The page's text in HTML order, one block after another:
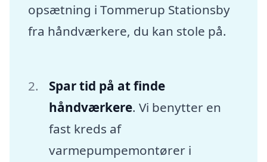
opsætning i Tommerup Stationsby
fra håndværkere, du kan stole på.
Spar tid på at finde
håndværkere. Vi benytter en
fast kreds af
varmepumpemontører i